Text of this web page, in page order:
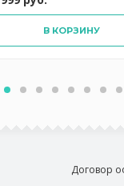
В КОРЗИНУ
Договор